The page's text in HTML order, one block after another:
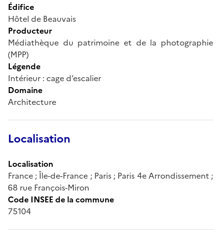
Édifice
Hôtel de Beauvais
Producteur
Médiathèque du patrimoine et de la photographie
(MPP)
Légende
Intérieur : cage d’escalier
Domaine
Architecture
Localisation
Localisation
France ; Île-de-France ; Paris ; Paris 4e Arrondissement ;
68 rue François-Miron
Code INSEE de la commune
75104